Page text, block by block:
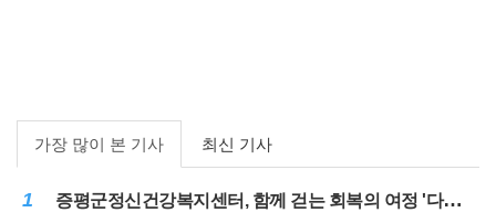
가장 많이 본 기사 최신 기사
1 증평군정신건강복지센터, 함께 걷는 회복의 여정 '다시ON, 여름나들이'